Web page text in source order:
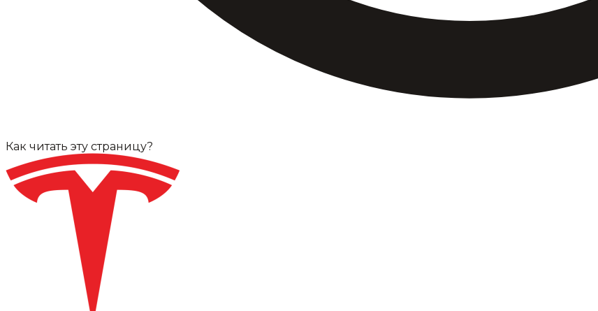
Как читать эту страницу?